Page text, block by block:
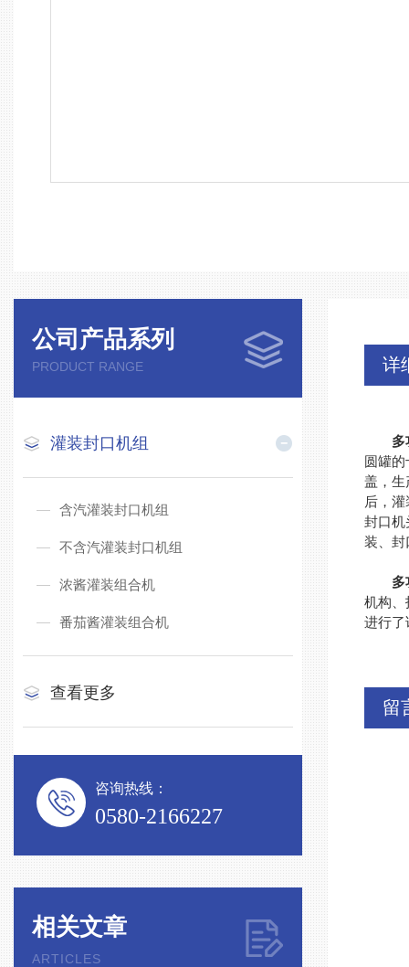
公司产品系列
PRODUCT RANGE
灌装封口机组
含汽灌装封口机组
不含汽灌装封口机组
浓酱灌装组合机
番茄酱灌装组合机
查看更多
咨询热线：
0580-2166227
相关文章
ARTICLES
详
多
圆罐
盖，生
后，
封口机
装、封
多
机构、
进行了
留